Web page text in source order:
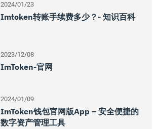
2024/01/23
Imtoken转账手续费多少？- 知识百科
2023/12/08
ImToken-官网
2024/01/09
ImToken钱包官网版app – 安全便捷的
数字资产管理工具